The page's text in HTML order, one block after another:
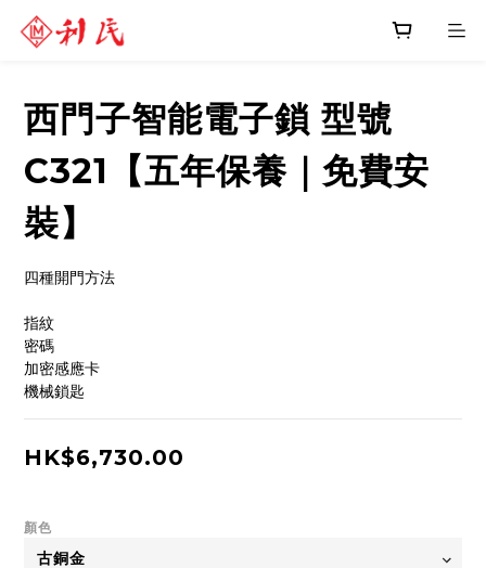
西門子智能電子鎖 型號
C321【五年保養｜免費安
裝】
四種開門方法
指紋
密碼
加密感應卡
機械鎖匙
HK$6,730.00
顏色